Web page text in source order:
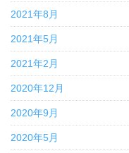
2021年8月
2021年5月
2021年2月
2020年12月
2020年9月
2020年5月